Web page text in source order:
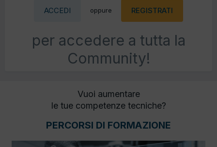
ACCEDI oppure REGISTRATI
per accedere a tutta la
Community!
Vuoi aumentare
le tue competenze tecniche?
PERCORSI DI FORMAZIONE